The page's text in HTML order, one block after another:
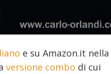
e su Amazon.it nella
versione combo di cui